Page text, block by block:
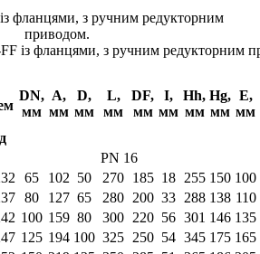
із фланцями, з ручним редукторним
DN,
мм
А,
мм
D,
мм
L,
мм
DF,
мм
I,
мм
Hh,
мм
Hg,
мм
Е,
мм
PN 16
65 102 50 270 185 18 255 150 100
80 127 65 280 200 33 288 138 110
100 159 80 300 220 56 301 146 135
125 194 100 325 250 54 345 175 165